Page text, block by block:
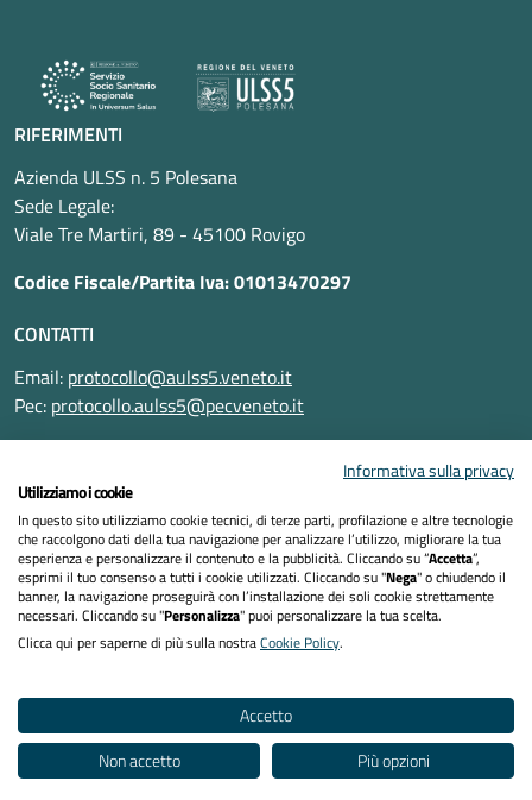
RIFERIMENTI
Azienda ULSS n. 5 Polesana
Sede Legale:
Viale Tre Martiri, 89 - 45100 Rovigo
Codice Fiscale/Partita Iva: 01013470297
CONTATTI
Email: protocollo@aulss5.veneto.it
Pec: protocollo.aulss5@pecveneto.it
Informativa privacy
Dichiarazione di accessibilità
Mappa del sito
Informativa sulla privacy
Utilizziamo i cookie
In questo sito utilizziamo cookie tecnici, di terze parti, profilazione e altre tecnologie
che raccolgono dati della tua navigazione per analizzare l’utilizzo, migliorare la tua
esperienza e personalizzare il contenuto e la pubblicità. Cliccando su “Accetta”,
esprimi il tuo consenso a tutti i cookie utilizzati. Cliccando su "Nega" o chiudendo il
banner, la navigazione proseguirà con l’installazione dei soli cookie strettamente
necessari. Cliccando su "Personalizza" puoi personalizzare la tua scelta.
Clicca qui per saperne di più sulla nostraCookie Policy.
Accetto
Non accetto
Più opzioni